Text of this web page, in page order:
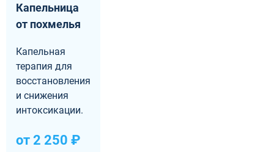
Капельница
от похмелья
Капельная
терапия для
восстановления
и снижения
интоксикации.
от 2 250 ₽